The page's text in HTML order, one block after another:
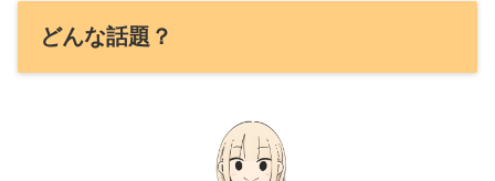
どんな話題？